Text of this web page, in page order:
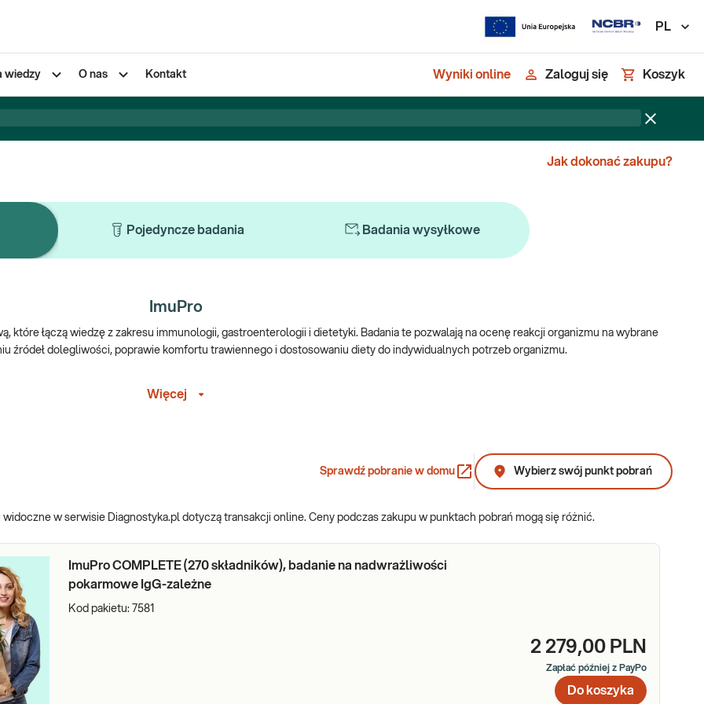
PL
wiedzy O nas Kontakt Wyniki online Zaloguj się Koszyk
Jak dokonać zakupu?
Pojedyncze badania Badania wysyłkowe
ImuPro
które łączą wiedzę z zakresu immunologii, gastroenterologii i dietetyki. Badania te pozwalają na ocenę reakcji organizmu na wybrane
źródeł dolegliwości, poprawie komfortu trawiennego i dostosowaniu diety do indywidualnych potrzeb organizmu.
planu żywieniowego. Pomagają szczególnie dietetykom w opracowaniu zaleceń, które uwzględniają nadwrażliwości
mogą wynikać z nieprawidłowej reakcji na składniki pokarmowe lub zaburzeń pracy jelit. Badania z kategorii ImuPRO pomagają w
proces leczenia.
może nasilać procesy zapalne i obciążać układ odpornościowy. Wykrycie nadwrażliwości i eliminacja produktów za nie
perspektywie.
Więcej
Sprawdź pobranie w domu Wybierz swój punkt pobrań
widoczne w serwisie Diagnostyka.pl dotyczą transakcji online. Ceny podczas zakupu w punktach pobrań mogą się różnić.
ImuPro COMPLETE (270 składników), badanie na nadwrażliwości
pokarmowe IgG-zależne
Kod pakietu: 7581
2 279,00 PLN
Zapłać później z PayPo
Do koszyka